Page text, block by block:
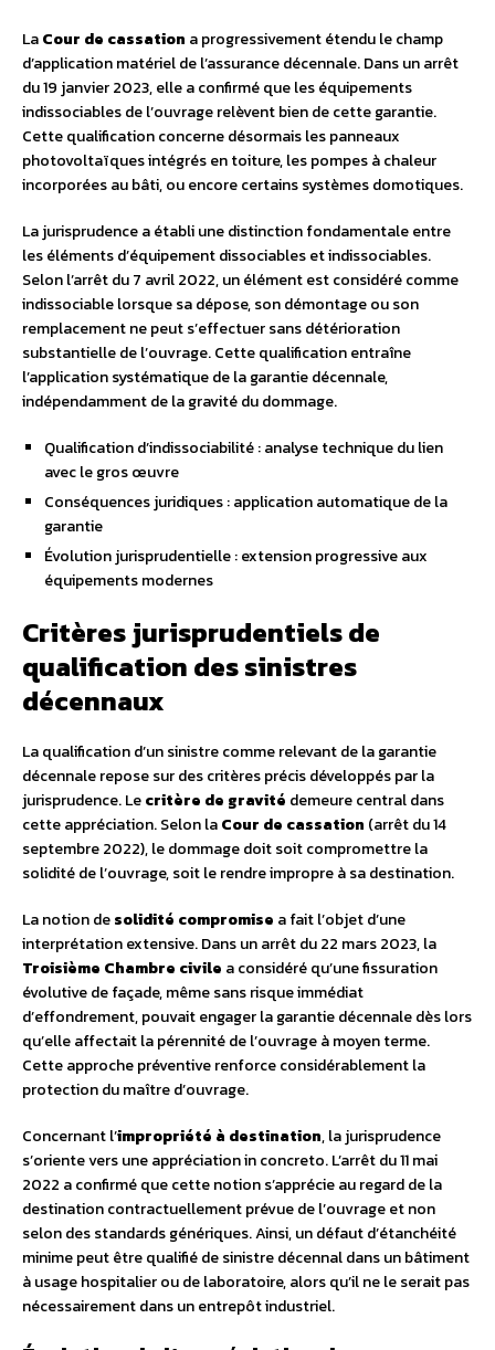
LaCour de cassation a progressivement étendu le champ
d’application matériel de l’assurance décennale. Dans un arrêt
du 19 janvier 2023, elle a confirmé que les équipements
indissociables de l’ouvrage relèvent bien de cette garantie.
Cette qualification concerne désormais les panneaux
photovoltaïques intégrés en toiture, les pompes à chaleur
incorporées au bâti, ou encore certains systèmes domotiques.
La jurisprudence a établi une distinction fondamentale entre
les éléments d’équipement dissociables et indissociables.
Selon l’arrêt du 7 avril 2022, un élément est considéré comme
indissociable lorsque sa dépose, son démontage ou son
remplacement ne peut s’effectuer sans détérioration
substantielle de l’ouvrage. Cette qualification entraîne
l’application systématique de la garantie décennale,
indépendamment de la gravité du dommage.
Qualification d’indissociabilité : analyse technique du lien
avec le gros œuvre
Conséquences juridiques : application automatique de la
garantie
Évolution jurisprudentielle : extension progressive aux
équipements modernes
Critères jurisprudentiels de
qualification des sinistres
décennaux
La qualification d’un sinistre comme relevant de la garantie
décennale repose sur des critères précis développés par la
jurisprudence. Lecritère de gravité demeure central dans
cette appréciation. Selon laCour de cassation (arrêt du 14
septembre 2022), le dommage doit soit compromettre la
solidité de l’ouvrage, soit le rendre impropre à sa destination.
La notion desolidité compromise a fait l’objet d’une
interprétation extensive. Dans un arrêt du 22 mars 2023, la
Troisième Chambre civile a considéré qu’une fissuration
évolutive de façade, même sans risque immédiat
d’effondrement, pouvait engager la garantie décennale dès lors
qu’elle affectait la pérennité de l’ouvrage à moyen terme.
Cette approche préventive renforce considérablement la
protection du maître d’ouvrage.
Concernant l’impropriété à destination, la jurisprudence
s’oriente vers une appréciation in concreto. L’arrêt du 11 mai
2022 a confirmé que cette notion s’apprécie au regard de la
destination contractuellement prévue de l’ouvrage et non
selon des standards génériques. Ainsi, un défaut d’étanchéité
minime peut être qualifié de sinistre décennal dans un bâtiment
à usage hospitalier ou de laboratoire, alors qu’il ne le serait pas
nécessairement dans un entrepôt industriel.